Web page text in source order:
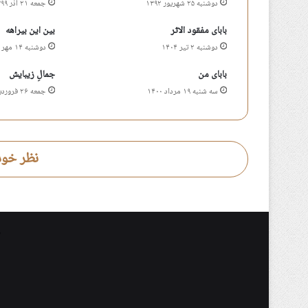
دوشنبه ۲۵ شهریور ۱۳۹۲ جمعه ۲۱ آذر ۱۳۹۹
بابای مفقود الاثر
دوشنبه ۲ تیر ۱۴۰۴
بین این بیراهه
دوشنبه ۱۴ مهر ۱۳۹۹
بابای من
سه شنبه ۱۹ مرداد ۱۴۰۰
جمالِ زیبایش
جمعه ۲۶ فروردین ۱۴۰۱
نظر